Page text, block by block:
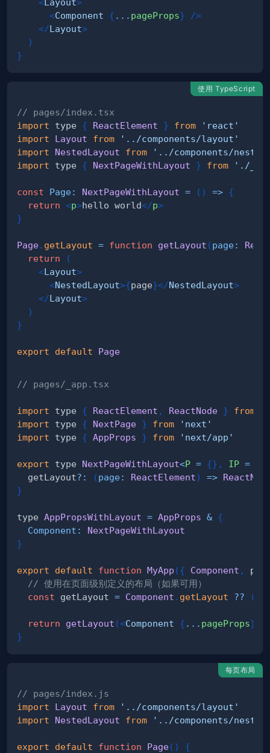
< Layout>
<Component { ... pageProps}
/>
</Layout>
)
}
使用 TypeScript
// pages/index.tsx
import type { ReactElement } from
'react'
import
Layout from
'../components/layout'
import
NestedLayout from
'../components/
import type { NextPageWithLayout } from './
const Page: NextPageWithLayout = ( ) => {
return <p>hello world</p>
}
Page. getLayout = function getLayout (page:
return
(
<Layout>
<NestedLayout>{page}</NestedLayout>
</Layout>
)
}
export default Page
// pages/_app.tsx
import type { ReactElement , ReactNode } from
import type { NextPage } from
'next'
import type { AppProps } from 'next/app'
export type NextPageWithLayout<P = {} , IP =
  getLayout
? : (page: ReactElement) =>
}
type AppPropsWithLayout = AppProps & {
Component :
NextPageWithLayout
}
export default function MyApp ({ Component ,
// 使用在页面级别定义的布局（如果可用）
const getLayout = Component . getLayout ?? (
return getLayout (<Component { ... pageProps}
}
每页布局
// pages/index.js
import
Layout from
'../components/layout'
import
NestedLayout from '../components/
export default function Page( )
{